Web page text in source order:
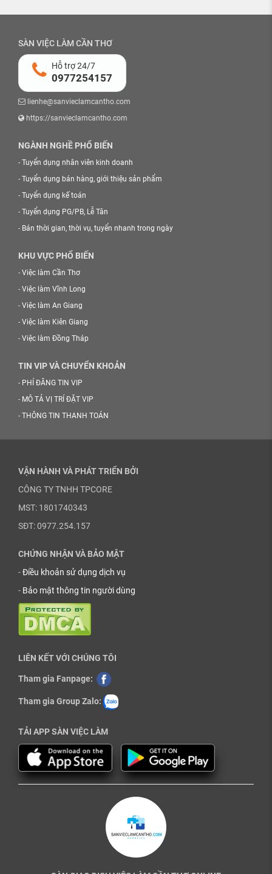
SÀN VIỆC LÀM CẦN THƠ
Hỗ trợ 24/7
0977254157
lienhe@sanvieclamcantho.com
https://sanvieclamcantho.com
NGÀNH NGHỀ PHỔ BIẾN
- Tuyển dụng nhân viên kinh doanh
- Tuyển dụng bán hàng, giới thiệu sản phẩm
- Tuyển dụng kế toán
- Tuyển dụng PG/PB, Lễ Tân
- Bán thời gian, thời vụ, tuyển nhanh trong ngày
KHU VỰC PHỔ BIẾN
- Việc làm Cần Thơ
- Việc làm Vĩnh Long
- Việc làm An Giang
- Việc làm Kiên Giang
- Việc làm Đồng Tháp
TIN VIP VÀ CHUYỂN KHOẢN
- PHÍ ĐĂNG TIN VIP
- MÔ TẢ VỊ TRÍ ĐẶT VIP
- THÔNG TIN THANH TOÁN
VẬN HÀNH VÀ PHÁT TRIỂN BỞI
CÔNG TY TNHH TPCORE
MST: 1801740343
SĐT: 0977.254.157
CHỨNG NHẬN VÀ BẢO MẬT
-Điều khoản sử dụng dịch vụ
- Bảo mật thông tin người dùng
LIÊN KẾT VỚI CHÚNG TÔI
Tham gia Fanpage:
Tham gia Group Zalo:
TẢI APP SÀN VIỆC LÀM